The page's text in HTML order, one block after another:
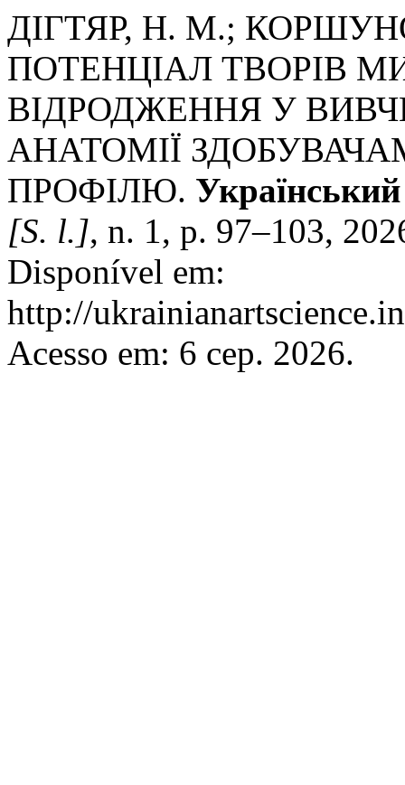
ДІГТЯР, Н. М.;
ПОТЕНЦІАЛ ТВОРІВ
ВІДРОДЖЕННЯ У
АНАТОМІЇ
ПРОФІЛЮ.
[S. l.], n. 1, p. 97–103,
Disponível em:
http://
Acesso em: 6 сер. 2026.